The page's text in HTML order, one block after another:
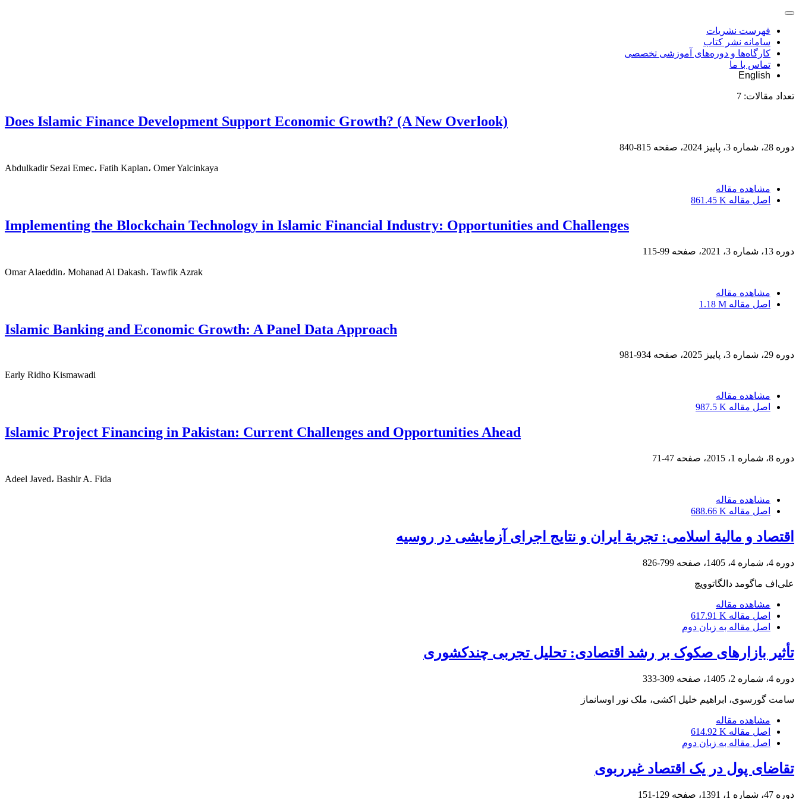
فهرست نشریات
سامانه نشر کتاب
کارگاه‌ها و دوره‌های آموزشی تخصصی
تماس با ما
English
تعداد مقالات: 7
Does Islamic Finance Development Support Economic Growth? (A New Overlook)
دوره 28، شماره 3، پاییز 2024، صفحه 815-840
Abdulkadir Sezai Emec، Fatih Kaplan، Omer Yalcinkaya
مشاهده مقاله
اصل مقاله 861.45 K
Implementing the Blockchain Technology in Islamic Financial Industry: Opportunities and Challenges
دوره 13، شماره 3، 2021، صفحه 99-115
Omar Alaeddin، Mohanad Al Dakash، Tawfik Azrak
مشاهده مقاله
اصل مقاله 1.18 M
Islamic Banking and Economic Growth: A Panel Data Approach
دوره 29، شماره 3، پاییز 2025، صفحه
934-981
Early Ridho Kismawadi
مشاهده مقاله
اصل مقاله 987.5 K
Islamic Project Financing in Pakistan: Current Challenges and Opportunities Ahead
دوره 8، شماره 1، 2015، صفحه 47-71
Adeel Javed، Bashir A. Fida
مشاهده مقاله
اصل مقاله 688.66 K
اقتصاد و مالیة اسلامی: تجربة ایران و نتایج اجرای آزمایشی در روسیه
دوره 4، شماره 4، 1405، صفحه 799-826
علی‌اف ماگومد دالگاتوویچ
مشاهده مقاله
اصل مقاله 617.91 K
اصل مقاله به زبان دوم
تأثیر بازارهای صکوک بر رشد اقتصادی: تحلیل تجربی چندکشوری
دوره 4، شماره 2، 1405، صفحه 309-333
سامت گورسوی، ابراهیم خلیل اکشی، ملک نور اوسانماز
مشاهده مقاله
اصل مقاله 614.92 K
اصل مقاله به زبان دوم
تقاضای پول در یک اقتصاد غیرربوی
دوره 47، شماره 1، 1391، صفحه 129-151